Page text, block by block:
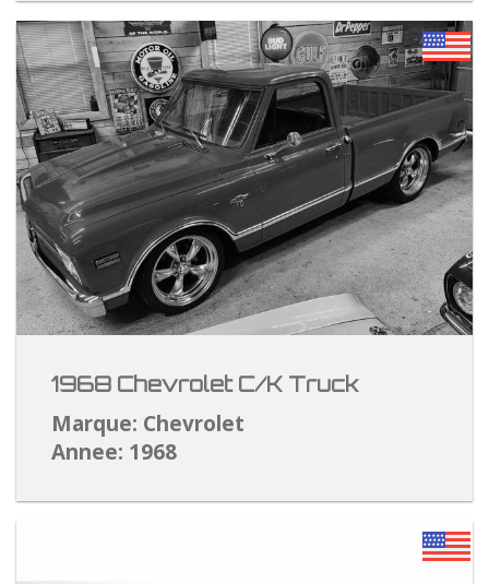
1968 Chevrolet C/K Truck
Marque: Chevrolet
Annee: 1968